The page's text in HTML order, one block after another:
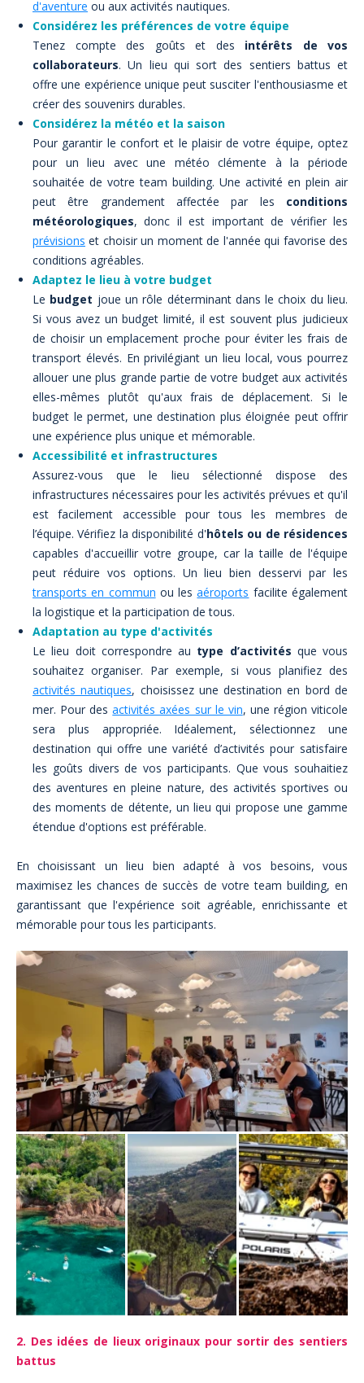
d'aventure ou aux activités nautiques.
Considérez les préférences de votre équipe
Tenez compte des goûts et des intérêts de vos
collaborateurs. Un lieu qui sort des sentiers battus et
offre une expérience unique peut susciter l'enthousiasme et
créer des souvenirs durables.
Considérez la météo et la saison
Pour garantir le confort et le plaisir de votre équipe, optez
pour un lieu avec une météo clémente à la période
souhaitée de votre team building. Une activité en plein air
peut être grandement affectée par les conditions
météorologiques, donc il est important de vérifier les
prévisions et choisir un moment de l'année qui favorise des
conditions agréables.
Adaptez le lieu à votre budget
Le budget joue un rôle déterminant dans le choix du lieu.
Si vous avez un budget limité, il est souvent plus judicieux
de choisir un emplacement proche pour éviter les frais de
transport élevés. En privilégiant un lieu local, vous pourrez
allouer une plus grande partie de votre budget aux activités
elles-mêmes plutôt qu'aux frais de déplacement. Si le
budget le permet, une destination plus éloignée peut offrir
une expérience plus unique et mémorable.
Accessibilité et infrastructures
Assurez-vous que le lieu sélectionné dispose des
infrastructures nécessaires pour les activités prévues et qu'il
est facilement accessible pour tous les membres de
l’équipe. Vérifiez la disponibilité d'hôtels ou de résidences
capables d'accueillir votre groupe, car la taille de l'équipe
peut réduire vos options. Un lieu bien desservi par les
transports en commun ou lesaéroports facilite également
la logistique et la participation de tous.
Adaptation au type d'activités
Le lieu doit correspondre au type d’activités que vous
souhaitez organiser. Par exemple, si vous planifiez des
activités nautiques, choisissez une destination en bord de
mer. Pour desactivités axées sur le vin, une région viticole
sera plus appropriée. Idéalement, sélectionnez une
destination qui offre une variété d’activités pour satisfaire
les goûts divers de vos participants. Que vous souhaitiez
des aventures en pleine nature, des activités sportives ou
des moments de détente, un lieu qui propose une gamme
étendue d'options est préférable.
En choisissant un lieu bien adapté à vos besoins, vous
maximisez les chances de succès de votre team building, en
garantissant que l'expérience soit agréable, enrichissante et
mémorable pour tous les participants.
2. Des idées de lieux originaux pour sortir des sentiers
battus